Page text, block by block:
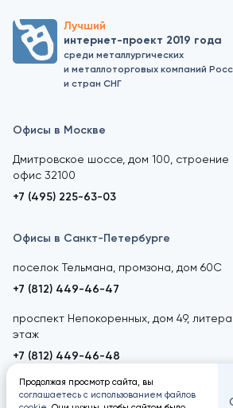
Лучший
интернет-проект 2019 года
среди металлургических
и металлоторговых компаний
и стран СНГ
Офисы в Москве
Дмитровское шоссе, дом 100, строение
офис 32100
+7 (495) 225-63-03
Офисы в Санкт-Петербурге
поселок Тельмана, промзона, дом 60С
+7 (812) 449-46-47
проспект Непокоренных, дом 49,
этаж
+7 (812) 449-46-48
Продолжая просмотр сайта, вы
соглашаетесь с использованием файлов